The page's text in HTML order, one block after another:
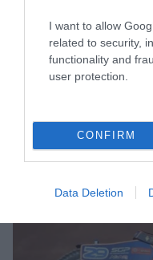
I want to allow
related to security,
functionality and
user protection.
CONFIRM
Data Deletion